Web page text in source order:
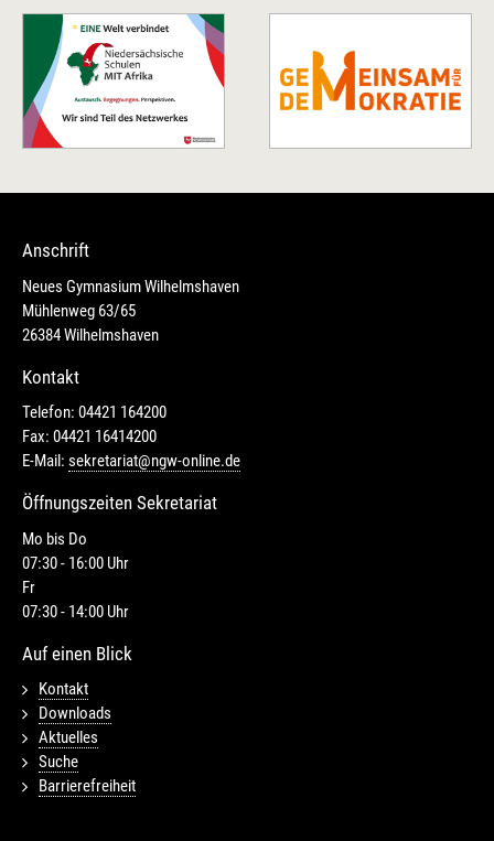
Anschrift
Neues Gymnasium Wilhelmshaven
Mühlenweg 63/65
26384 Wilhelmshaven
Kontakt
Telefon: 04421 164200
Fax: 04421 16414200
E-Mail: sekretariat@ngw-online.de
Öffnungszeiten Sekretariat
Mo bis Do
07:30 - 16:00 Uhr
Fr
07:30 - 14:00 Uhr
Auf einen Blick
Kontakt
Downloads
Aktuelles
Suche
Barrierefreiheit